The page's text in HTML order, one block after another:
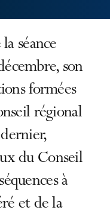
séance
son
formées
régional
du Conseil
à
et de la